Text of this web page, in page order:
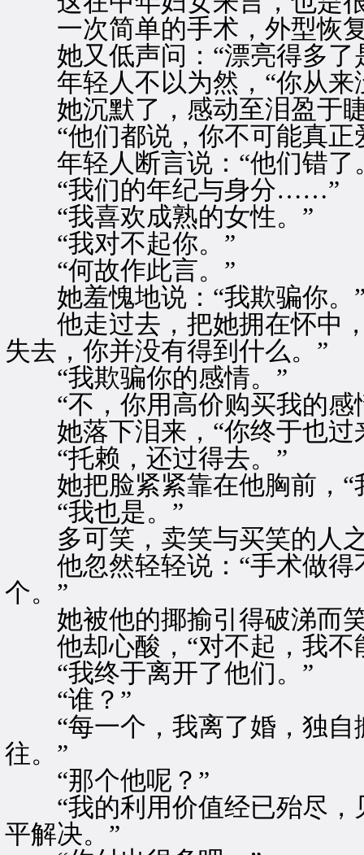
一次简单的手术，外型恢复
她又低声问：“漂亮得多了
年轻人不以为然，“你从来
她沉默了，感动至泪盈于
“他们都说，你不可能真正
年轻人断言说：“他们错了
“我们的年纪与身分……”
“我喜欢成熟的女性。”
“我对不起你。”
“何故作此言。”
她羞愧地说：“我欺骗你。
他走过去，把她拥在怀中，
失去，你并没有得到什么。”
“我欺骗你的感情。”
“不，你用高价购买我的感
她落下泪来，“你终于也过
“托赖，还过得去。”
她把脸紧紧靠在他胸前，“
“我也是。”
多可笑，卖笑与买笑的人之
他忽然轻轻说：“手术做得
个。”
她被他的揶揄引得破涕而
他却心酸，“对不起，我不
“我终于离开了他们。”
“谁？”
“每一个，我离了婚，独自
往。”
“那个他呢？”
“我的利用价值经已殆尽，
平解决。”